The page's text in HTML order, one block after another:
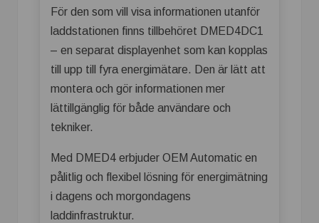
För den som vill visa informationen utanför
laddstationen finns tillbehöret DMED4DC1
– en separat displayenhet som kan kopplas
till upp till fyra energimätare. Den är lätt att
montera och gör informationen mer
lättillgänglig för både användare och
tekniker.
Med DMED4 erbjuder OEM Automatic en
pålitlig och flexibel lösning för energimätning
i dagens och morgondagens
laddinfrastruktur.